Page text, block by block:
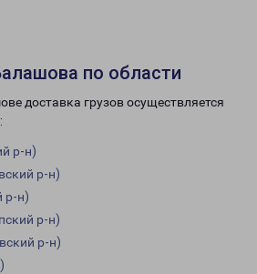
по области
доставка грузов осуществляется
р-н)
р-н)
р-н)
р-н)
р-н)